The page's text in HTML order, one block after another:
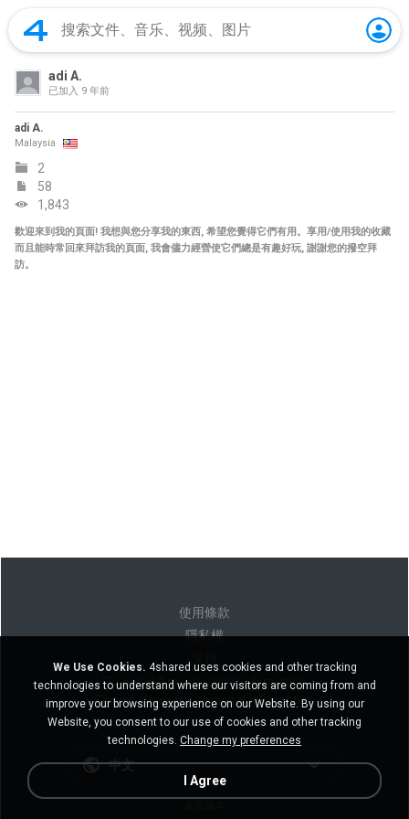
adi A.
已加入 9 年前
adi A.
Malaysia
2
58
1,843
歡迎來到我的頁面! 我想與您分享我的東西, 希望您覺得它們有用。享用/使用我的收藏
而且能時常回來拜訪我的頁面, 我會儘力經營使它們總是有趣好玩, 謝謝您的撥空拜
訪。
使用條款
隱私權
Do not sell my personal information
Do not share my personal information
中文
We Use Cookies. 4shared uses cookies and other tracking
technologies to understand where our visitors are coming from and
improve your browsing experience on our Website. By using our
Website, you consent to our use of cookies and other tracking
technologies. Change my preferences
I Agree